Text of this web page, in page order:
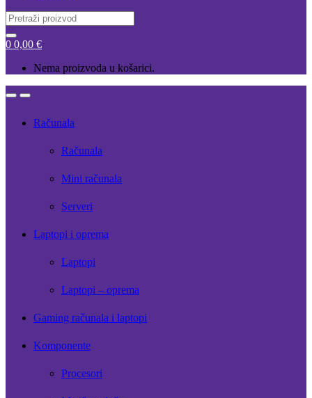
Search
for:
0 0,00 €
Nema proizvoda u košarici.
OpenClose
Računala
Računala
Mini računala
Serveri
Laptopi i oprema
Laptopi
Laptopi – oprema
Gaming računala i laptopi
Komponente
Procesori